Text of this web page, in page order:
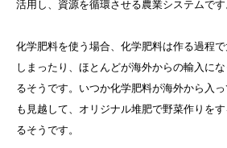
活用し、資源を循環させる農業システムです
化学肥料を使う場合、化学肥料は作る過程
しまったり、ほとんどが海外からの輸入に
るそうです。いつか化学肥料が海外から入
も見越して、オリジナル堆肥で野菜作りを
るそうです。